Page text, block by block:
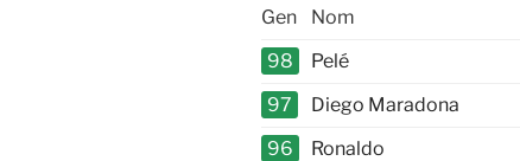
Gen Nom
98
Pelé
97
Diego Maradona
96
Ronaldo